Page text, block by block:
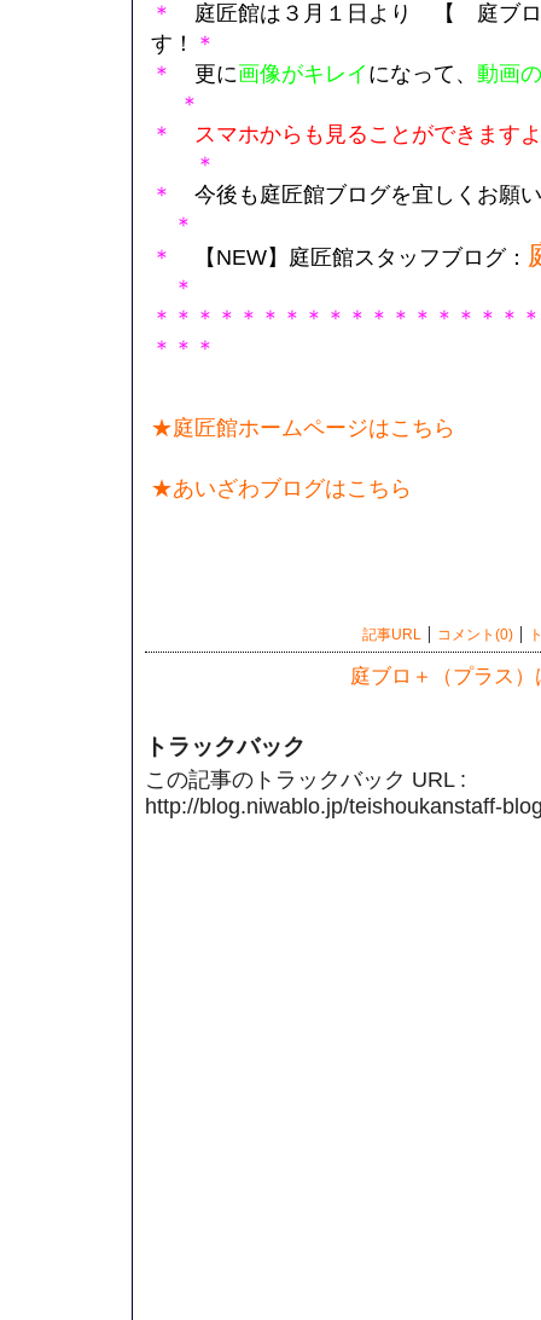
＊ 庭匠館は３月１日より 【 庭ブ
す！
＊
＊ 更に画像がキレ イ になって、 動画
＊
＊ スマホからも見ることができます
＊
＊ 今後も庭匠館ブログを宜しくお願
＊
＊
【NEW】庭匠館スタッフブログ：
＊
＊＊＊＊＊＊＊＊＊＊＊＊＊＊＊＊＊
＊＊＊
★庭匠館ホームページはこちら
★あいざわブログはこちら
記事URL コメント(0)
庭ブロ＋（プラス）
トラックバック
この記事のトラックバック URL :
http://blog.niwablo.jp/teishoukanstaff-